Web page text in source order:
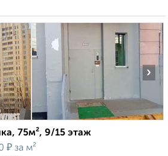
›
75м², 9/15 этаж
₽ за м²